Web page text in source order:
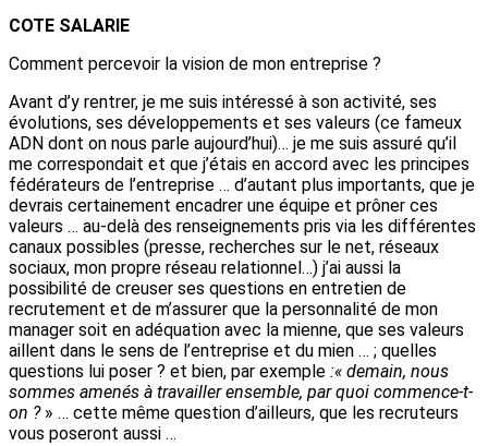
COTE SALARIE
Comment percevoir la vision de mon entreprise ?
Avant d’y rentrer, je me suis intéressé à son activité, ses
évolutions, ses développements et ses valeurs (ce fameux
ADN dont on nous parle aujourd’hui)… je me suis assuré qu’il
me correspondait et que j’étais en accord avec les principes
fédérateurs de l’entreprise … d’autant plus importants, que je
devrais certainement encadrer une équipe et prôner ces
valeurs … au-delà des renseignements pris via les différentes
canaux possibles (presse, recherches sur le net, réseaux
sociaux, mon propre réseau relationnel…) j’ai aussi la
possibilité de creuser ses questions en entretien de
recrutement et de m’assurer que la personnalité de mon
manager soit en adéquation avec la mienne, que ses valeurs
aillent dans le sens de l’entreprise et du mien … ; quelles
questions lui poser ? et bien, par exemple :« demain, nous
sommes amenés à travailler ensemble, par quoi commence-t-
on ?» … cette même question d’ailleurs, que les recruteurs
vous poseront aussi …